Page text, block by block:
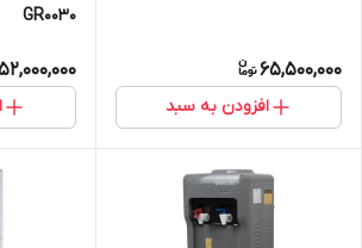
65,500,000
افزودن به سبد
GR0030